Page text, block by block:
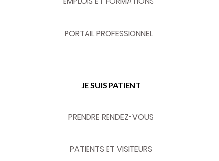
PORTAIL PROFESSIONNEL
JE SUIS PATIENT
PRENDRE RENDEZ-VOUS
PATIENTS ET VISITEURS